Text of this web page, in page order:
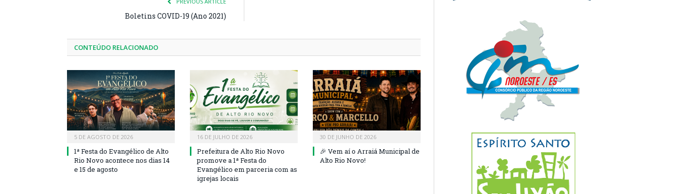
Boletins COVID-19 (Ano 2021)
CONTEÚDO RELACIONADO
5 DE AGOSTO DE 2026
1ª Festa do Evangélico de Alto
Rio Novo acontece nos dias 14
e 15 de agosto
16 DE JULHO DE 2026
Prefeitura de Alto Rio Novo
promove a 1ª Festa do
Evangélico em parceria com as
igrejas locais
30 DE JUNHO DE 2026
🎉 Vem aí o Arraiá Municipal de
Alto Rio Novo!